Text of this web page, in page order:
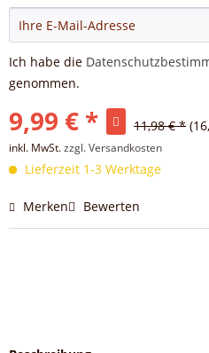
Ich habe die
genommen.
9,99 € * 11,98 € *
inkl. MwSt.zzgl. Versandkosten
Lieferzeit 1-3 Werktage
Merken Bewerten